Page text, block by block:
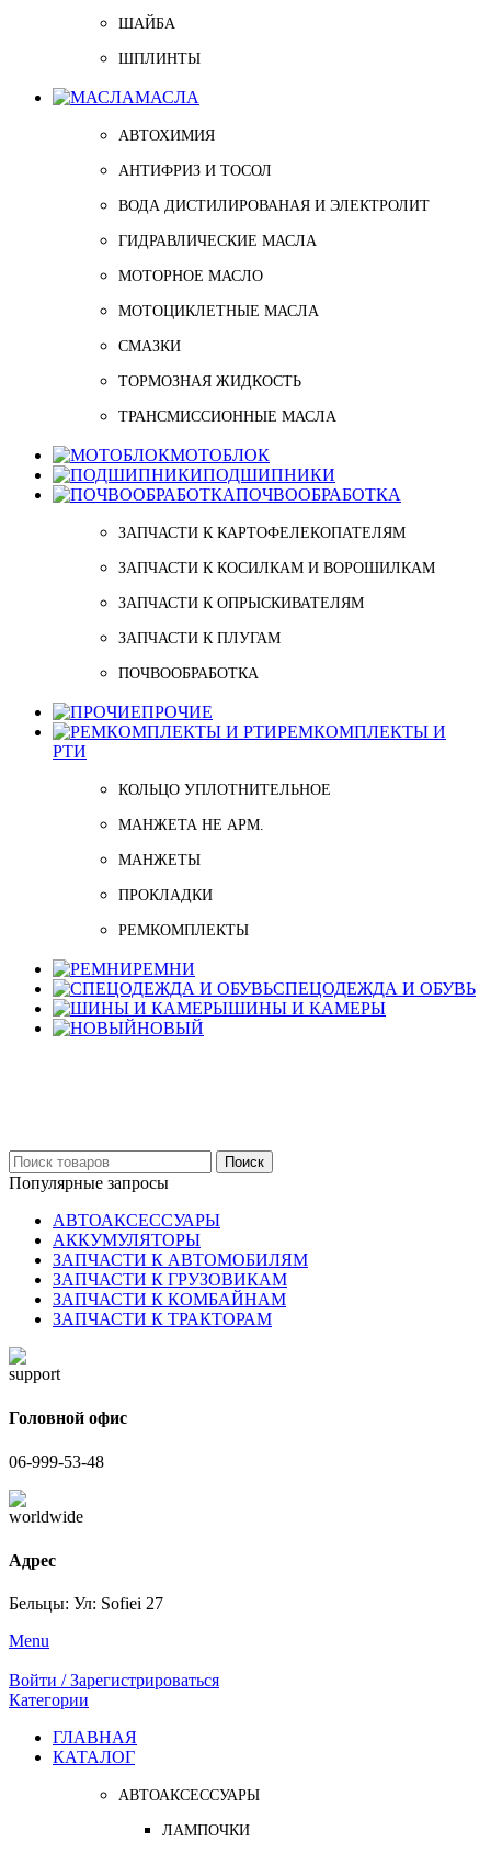
ШАЙБА
ШПЛИНТЫ
МАСЛА
АВТОХИМИЯ
АНТИФРИЗ И ТОСОЛ
ВОДА ДИСТИЛИРОВАНАЯ И ЭЛЕКТРОЛИТ
ГИДРАВЛИЧЕСКИЕ МАСЛА
МОТОРНОЕ МАСЛО
МОТОЦИКЛЕТНЫЕ МАСЛА
СМАЗКИ
ТОРМОЗНАЯ ЖИДКОСТЬ
ТРАНСМИССИОННЫЕ МАСЛА
МОТОБЛОК
ПОДШИПНИКИ
ПОЧВООБРАБОТКА
ЗАПЧАСТИ К КАРТОФЕЛЕКОПАТЕЛЯМ
ЗАПЧАСТИ К КОСИЛКАМ И ВОРОШИЛКАМ
ЗАПЧАСТИ К ОПРЫСКИВАТЕЛЯМ
ЗАПЧАСТИ К ПЛУГАМ
ПОЧВООБРАБОТКА
ПРОЧИЕ
РЕМКОМПЛЕКТЫ И
РТИ
КОЛЬЦО УПЛОТНИТЕЛЬНОЕ
МАНЖЕТА НЕ АРМ.
МАНЖЕТЫ
ПРОКЛАДКИ
РЕМКОМПЛЕКТЫ
РЕМНИ
СПЕЦОДЕЖДА И ОБУВЬ
ШИНЫ И КАМЕРЫ
НОВЫЙ
Поиск
Популярные запросы
АВТОАКСЕССУАРЫ
АККУМУЛЯТОРЫ
ЗАПЧАСТИ К АВТОМОБИЛЯМ
ЗАПЧАСТИ К ГРУЗОВИКАМ
ЗАПЧАСТИ К КОМБАЙНАМ
ЗАПЧАСТИ К ТРАКТОРАМ
Головной офис
06-999-53-48
Адрес
Бельцы: Ул: Sofiei 27
Menu
Войти / Зарегистрироваться
Категории
ГЛАВНАЯ
КАТАЛОГ
АВТОАКСЕССУАРЫ
ЛАМПОЧКИ